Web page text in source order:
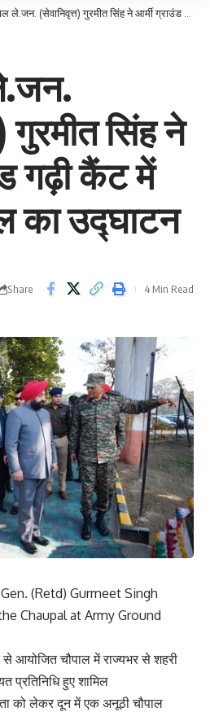
(सेवानिवृत्त) गुरमीत सिंह ने आर्मी ग्राउंड गढ़ी कैंट में किया चौपाल का उद्घाटन
गुरमीत सिंह ने
गढ़ी कैंट में
का उद्घाटन
Share 4 Min Read
(Retd) Gurmeet Singh
Chaupal at Army Ground
आयोजित चौपाल में राज्यभर से शहरी
प्रतिनिधि हुए शामिल
को लेकर दून में एक अनूठी चौपाल